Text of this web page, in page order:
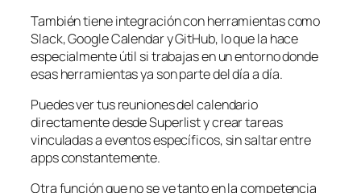
También tiene integración con herramientas como
Slack, Google Calendar y GitHub, lo que la hace
especialmente útil si trabajas en un entorno donde
esas herramientas ya son parte del día a día.
Puedes ver tus reuniones del calendario
directamente desde Superlist y crear tareas
vinculadas a eventos específicos, sin saltar entre
apps constantemente.
Otra función que no se ve tanto en la competencia